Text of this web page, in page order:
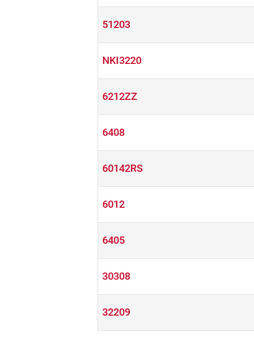
51203
NKI3220
6212ZZ
6408
60142RS
6012
6405
30308
32209